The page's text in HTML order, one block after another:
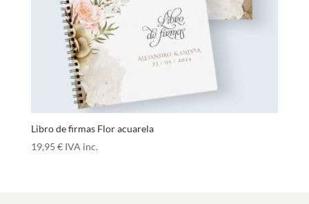
Libro de firmas Flor acuarela
19,95 € IVA inc.